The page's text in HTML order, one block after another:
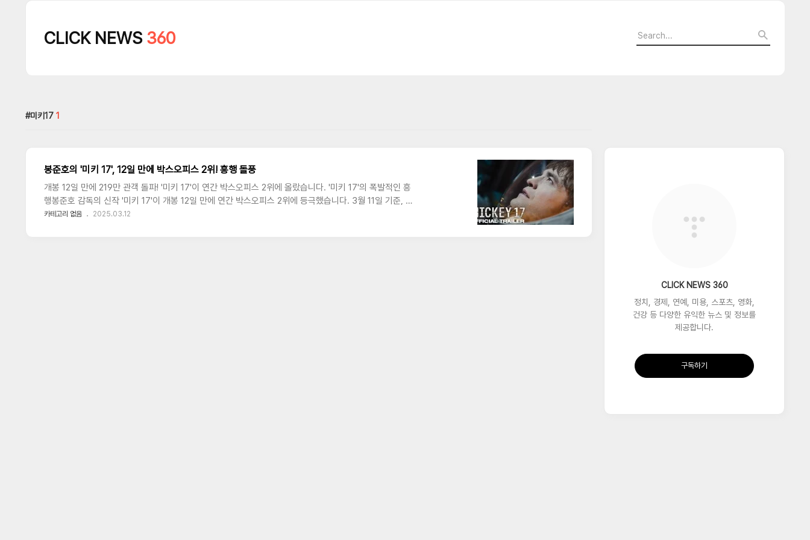
CLICK NEWS 360
미키17 1
봉준호의 '미키 17', 12일 만에 박스오피스 2위! 흥행 돌풍
개봉 12일 만에 219만 관객 돌파! '미키 17'이 연간 박스오피스 2위에 올랐습니다. '미키 17'의 폭발적인 흥
행봉준호 감독의 신작 '미키 17'이 개봉 12일 만에 연간 박스오피스 2위에 등극했습니다. 3월 11일 기준, 누
적 관객 수 219만 명을 돌파하며 ‘하얼빈’을 제치고 2위에 올랐습니다.특히, 3월 11일 하루 동안 4만 5,727
카테고리 없음 2025.03.12
CLICK NEWS 360
정치, 경제, 연예, 미용, 스포츠, 영화,
건강 등 다양한 유익한 뉴스 및 정보를
제공합니다.
구독하기